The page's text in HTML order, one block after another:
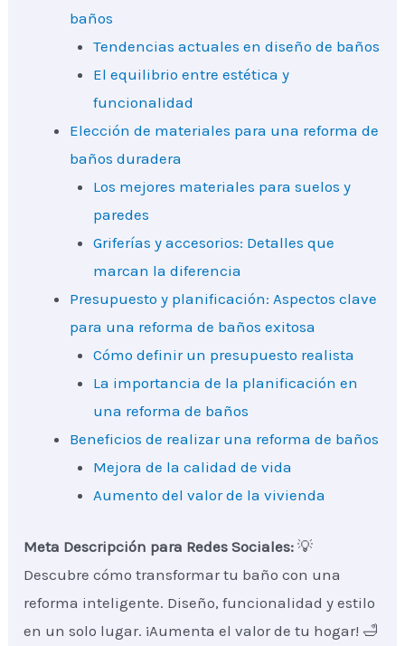
baños
Tendencias actuales en diseño de baños
El equilibrio entre estética y
funcionalidad
Elección de materiales para una reforma de
baños duradera
Los mejores materiales para suelos y
paredes
Griferías y accesorios: Detalles que
marcan la diferencia
Presupuesto y planificación: Aspectos clave
para una reforma de baños exitosa
Cómo definir un presupuesto realista
La importancia de la planificación en
una reforma de baños
Beneficios de realizar una reforma de baños
Mejora de la calidad de vida
Aumento del valor de la vivienda
Meta Descripción para Redes Sociales: 💡
Descubre cómo transformar tu baño con una
reforma inteligente. Diseño, funcionalidad y estilo
en un solo lugar. ¡Aumenta el valor de tu hogar! 🛁